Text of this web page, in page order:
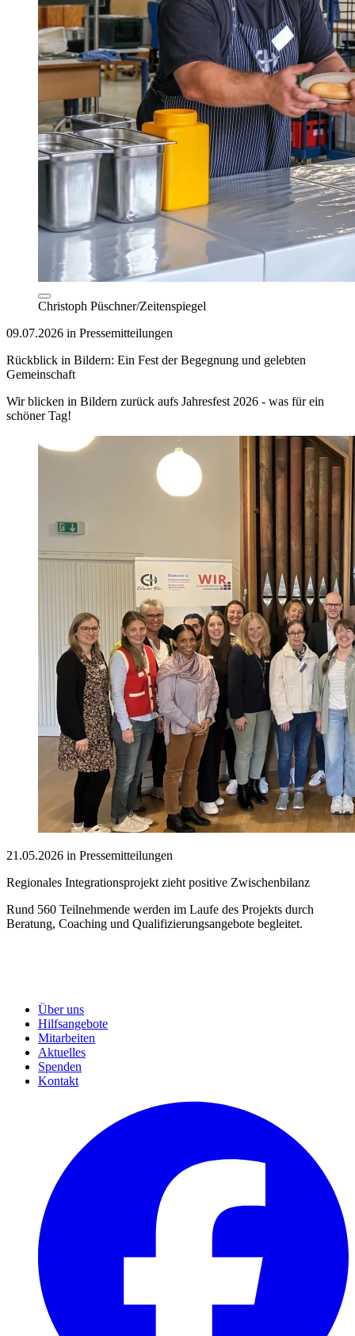
Christoph Püschner/Zeitenspiegel
09.07.2026 in Pressemitteilungen
Rückblick in Bildern: Ein Fest der Begegnung und gelebten
Gemeinschaft
Wir blicken in Bildern zurück aufs Jahresfest 2026 - was für ein
schöner Tag!
21.05.2026 in Pressemitteilungen
Regionales Integrationsprojekt zieht positive Zwischenbilanz
Rund 560 Teilnehmende werden im Laufe des Projekts durch
Beratung, Coaching und Qualifizierungsangebote begleitet.
Über uns
Hilfsangebote
Mitarbeiten
Aktuelles
Spenden
Kontakt